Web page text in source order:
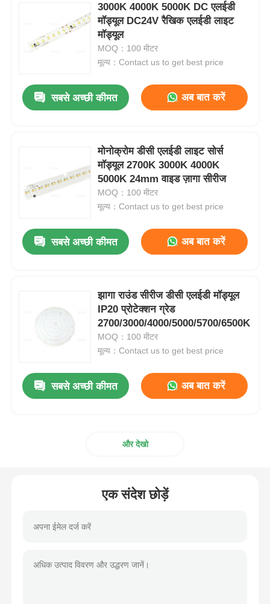
होम
उत्पाद
3000K 4000K 5000K DC एलईडी
मॉड्यूल DC24V रैखिक एलईडी लाइट
मॉड्यूल
MOQ：100 मीटर
मूल्य：Contact us to get best price
सबसे अच्छी कीमत अब बात करें
मोनोक्रोम डीसी एलईडी लाइट सोर्स
मॉड्यूल 2700K 3000K 4000K
5000K 24mm वाइड ज़ागा सीरीज
MOQ：100 मीटर
मूल्य：Contact us to get best price
सबसे अच्छी कीमत अब बात करें
झागा राउंड सीरीज डीसी एलईडी मॉड्यूल
IP20 प्रोटेक्शन ग्रेड
2700/3000/4000/5000/5700/6500K
MOQ：100 मीटर
मूल्य：Contact us to get best price
सबसे अच्छी कीमत अब बात करें
और देखो
एक संदेश छोड़ें